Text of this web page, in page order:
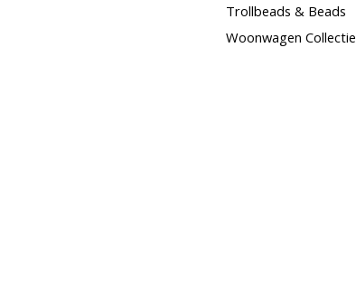
Trollbeads & Beads
Woonwagen Collectie